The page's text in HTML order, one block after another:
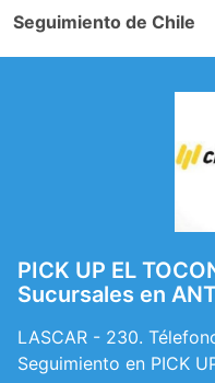
Seguimiento de Chile
PICK UP EL
Sucursales en
LASCAR - 230.
Seguimiento en PICK